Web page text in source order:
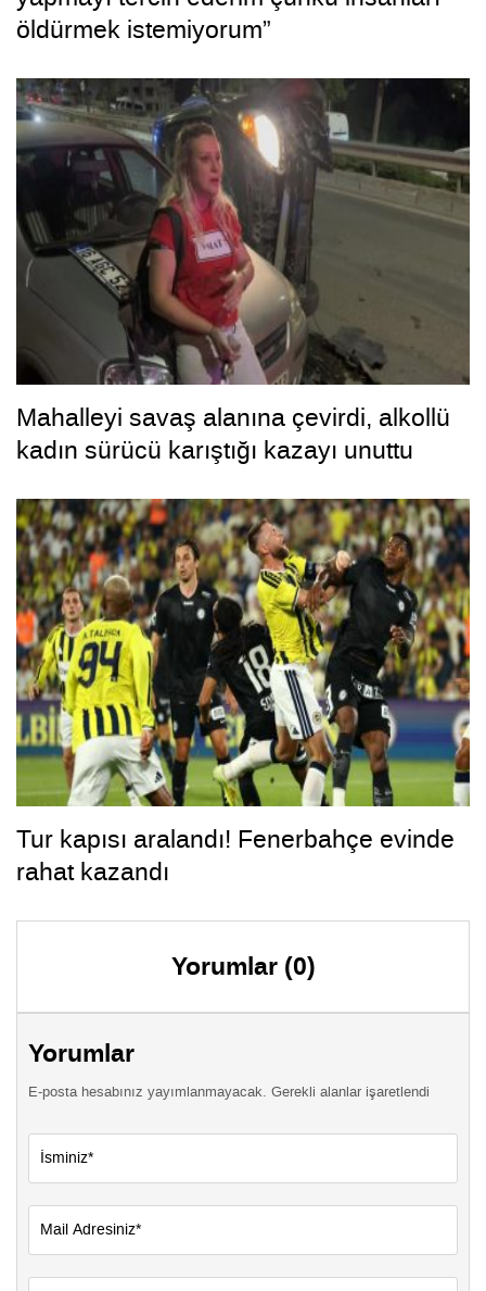
öldürmek istemiyorum”
Mahalleyi savaş alanına çevirdi, alkollü
kadın sürücü karıştığı kazayı unuttu
Tur kapısı aralandı! Fenerbahçe evinde
rahat kazandı
Yorumlar (0)
Yorumlar
E-posta hesabınız yayımlanmayacak. Gerekli alanlar işaretlendi